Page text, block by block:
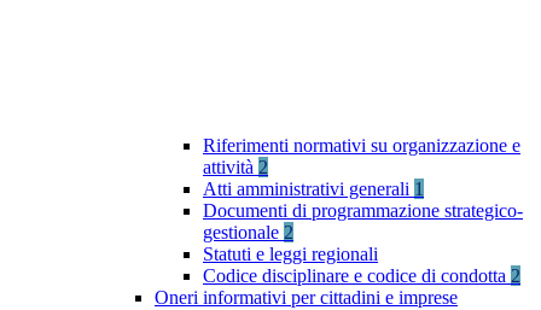
Riferimenti normativi su organizzazione e
attività 2
Atti amministrativi generali 1
Documenti di programmazione strategico-
gestionale 2
Statuti e leggi regionali
Codice disciplinare e codice di condotta 2
Oneri informativi per cittadini e imprese